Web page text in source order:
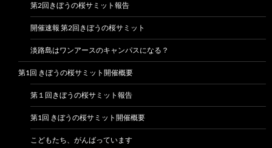
第2回きぼうの桜サミット報告
開催速報 第2回きぼうの桜サミット
淡路島はワンアースのキャンパスになる？
第1回 きぼうの桜サミット開催概要
第１回きぼうの桜サミット報告
第1回 きぼうの桜サミット開催概要
こどもたち、がんばっています